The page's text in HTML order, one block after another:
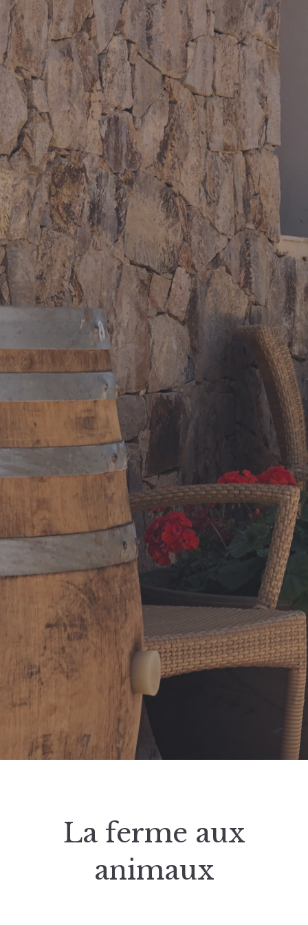
La ferme aux
animaux